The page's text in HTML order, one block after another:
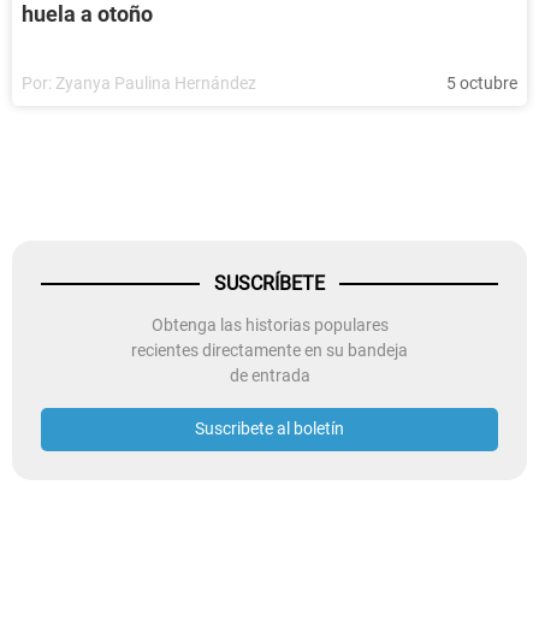
huela a otoño
Por: Zyanya Paulina Hernández 5 octubre
SUSCRÍBETE
Obtenga las historias populares
recientes directamente en su bandeja
de entrada
Suscribete al boletín